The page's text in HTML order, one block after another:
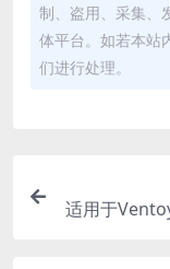
制、盗用、采集、
体平台。如若本站
们进行处理。
适用于